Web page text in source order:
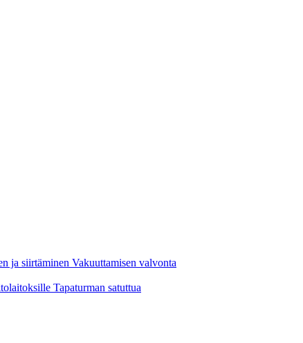
ja siirtäminen Vakuuttamisen valvonta
Tapaturman satuttua